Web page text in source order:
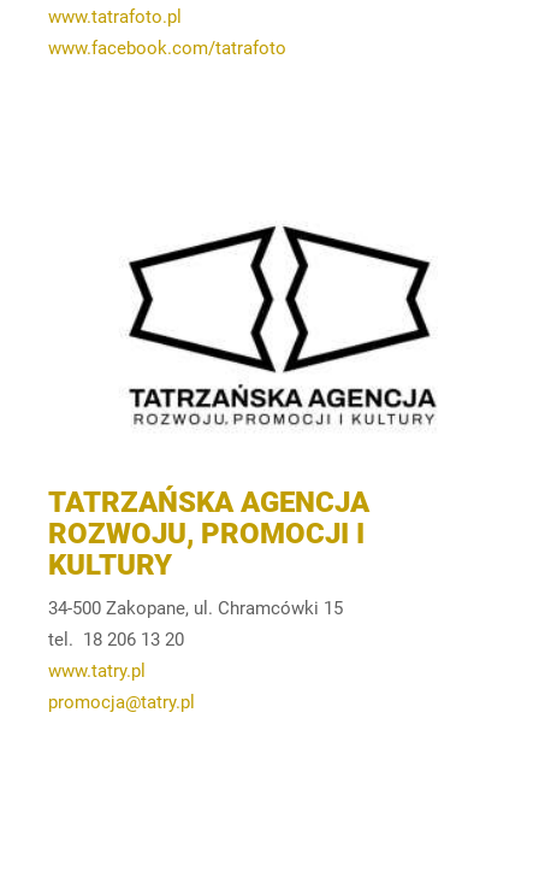
www.tatrafoto.pl
www.facebook.com/tatrafoto
TATRZAŃSKA AGENCJA
ROZWOJU, PROMOCJI I
KULTURY
34-500 Zakopane, ul. Chramcówki 15
tel. 18 206 13 20
www.tatry.pl
promocja@tatry.pl